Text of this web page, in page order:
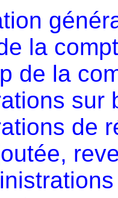
la
de la
sur
de